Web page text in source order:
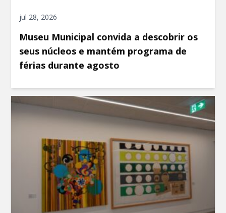
jul 28, 2026
Museu Municipal convida a descobrir os
seus núcleos e mantém programa de
férias durante agosto